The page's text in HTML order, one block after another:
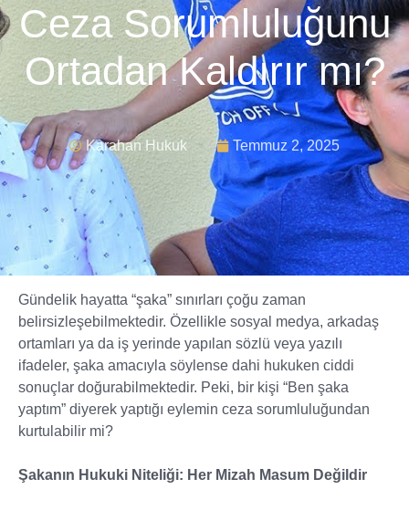
Ceza Sorumluluğunu
Ortadan Kaldırır mı?
Karahan Hukuk Temmuz 2, 2025
Gündelik hayatta “şaka” sınırları çoğu zaman
belirsizleşebilmektedir. Özellikle sosyal medya, arkadaş
ortamları ya da iş yerinde yapılan sözlü veya yazılı
ifadeler, şaka amacıyla söylense dahi hukuken ciddi
sonuçlar doğurabilmektedir. Peki, bir kişi “Ben şaka
yaptım” diyerek yaptığı eylemin ceza sorumluluğundan
kurtulabilir mi?
Şakanın Hukuki Niteliği: Her Mizah Masum Değildir